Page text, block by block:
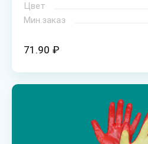
Цвет
Мин.заказ
71.90 ₽